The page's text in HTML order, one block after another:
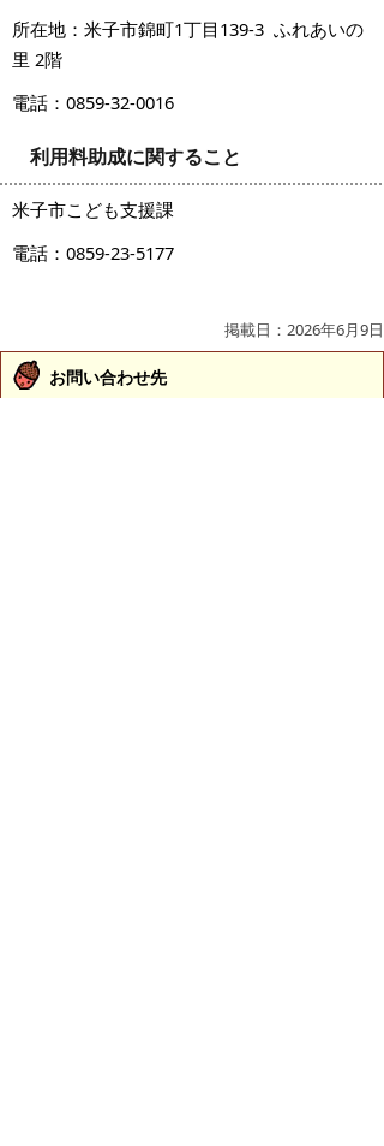
所在地：米子市錦町1丁目139-3 ふれあいの
里 2階
電話：0859-32-0016
利用料助成に関すること
米子市こども支援課
電話：0859-23-5177
掲載日：2026年6月9日
お問い合わせ先